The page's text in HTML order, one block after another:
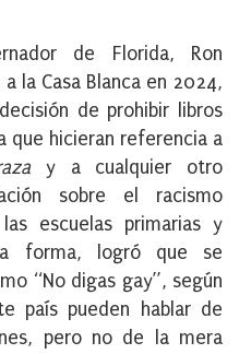
de Florida, Ron
la Casa Blanca en 2024,
de prohibir libros
que hicieran referencia a
y a cualquier otro
sobre el racismo
escuelas primarias y
forma, logró que se
“No digas gay”, según
país pueden hablar de
pero no de la mera